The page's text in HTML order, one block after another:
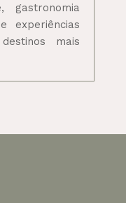
gastronomia
experiências
mais